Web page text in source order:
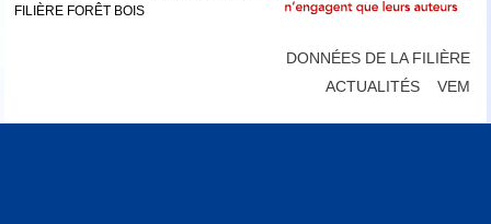
FILIÈRE FORÊT BOIS
DONNÉES DE LA FILIÈRE
ACTUALITÉS
VEM